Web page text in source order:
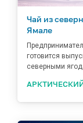
Чай из
Ямале
готовится
северными